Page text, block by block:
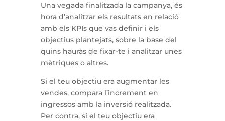
Una vegada finalitzada la campanya, és
hora d’analitzar els resultats en relació
amb els KPIs que vas definir i els
objectius plantejats, sobre la base del
quins hauràs de fixar-te i analitzar unes
mètriques o altres.
Si el teu objectiu era augmentar les
vendes, compara l’increment en
ingressos amb la inversió realitzada.
Per contra, si el teu objectiu era